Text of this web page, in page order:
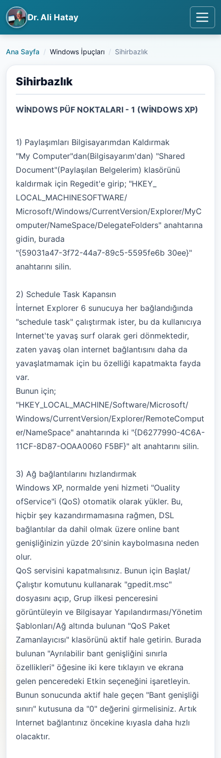
Dr. Ali Hatay
Ana Sayfa Windows İpuçları Sihirbazlık
Sihirbazlık
WİNDOWS PÜF NOKTALARI - 1 (WİNDOWS XP)
1) Paylaşımları Bilgisayarımdan Kaldırmak
"My Computer"dan(Bilgisayarım'dan) "Shared
Document"(Paylaşılan Belgelerim) klasörünü
kaldırmak için Regedit'e girip; "HKEY_
LOCAL_MACHINESOFTWARE/
Microsoft/Windows/CurrentVersion/Explorer/MyC
omputer/NameSpace/DelegateFolders" anahtarına
gidin, burada
"{59031a47-3f72-44a7-89c5-5595fe6b 30ee}"
anahtarını silin.
2) Schedule Task Kapansın
İnternet Explorer 6 sunucuya her bağlandığında
"schedule task" çalıştırmak ister, bu da kullanıcıya
Internet'te yavaş surf olarak geri dönmektedir,
zaten yavaş olan internet bağlantısını daha da
yavaşlatmamak için bu özelliği kapatmakta fayda
var.
Bunun için;
"HKEY_LOCAL_MACHINE/Software/Microsoft/
Windows/CurrentVersion/Explorer/RemoteComput
er/NameSpace" anahtarında ki "{D6277990-4C6A-
11CF-8D87-OOAA0060 F5BF}" alt anahtarını silin.
3) Ağ bağlantılarını hızlandırmak
Windows XP, normalde yeni hizmeti "Ouality
ofService"i (QoS) otomatik olarak yükler. Bu,
hiçbir şey kazandırmamasına rağmen, DSL
bağlantılar da dahil olmak üzere online bant
genişliğinizin yüzde 20'sinin kaybolmasına neden
olur.
QoS servisini kapatmalısınız. Bunun için Başlat/
Çalıştır komutunu kullanarak "gpedit.msc"
dosyasını açıp, Grup ilkesi penceresini
görüntüleyin ve Bilgisayar Yapılandırması/Yönetim
Şablonları/Ağ altında bulunan "QoS Paket
Zamanlayıcısı" klasörünü aktif hale getirin. Burada
bulunan "Ayrılabilir bant genişliğini sınırla
özellikleri" öğesine iki kere tıklayın ve ekrana
gelen penceredeki Etkin seçeneğini işaretleyin.
Bunun sonucunda aktif hale geçen "Bant genişliği
sınırı" kutusuna da "0" değerini girmelisiniz. Artık
Internet bağlantınız öncekine kıyasla daha hızlı
olacaktır.